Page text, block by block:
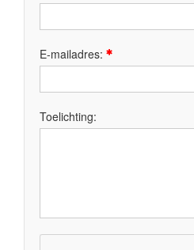
E-mailadres:
Toelichting: